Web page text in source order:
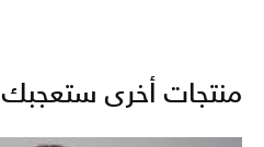
منتجات أخرى ستعجبك